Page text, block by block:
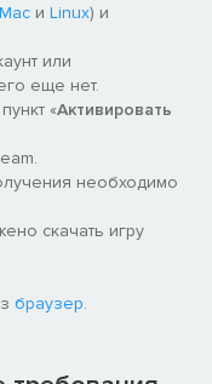
Mac и Linux) и
или
еще нет.
«Активировать
необходимо
скачать игру
браузер.